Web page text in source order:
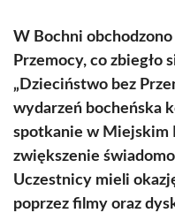
W Bochni
Przemocy, co zbiegło
„Dzieciństwo bez
wydarzeń bocheńska
spotkanie w Miejskim
zwiększenie
Uczestnicy mieli
poprzez filmy oraz